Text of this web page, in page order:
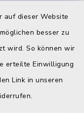
auf dieser Website
besser zu
wird. So können wir
erteilte Einwilligung
Link in unseren